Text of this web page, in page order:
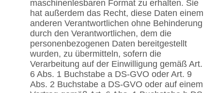
maschinenlesbaren Format zu erhalten. Sie
hat außerdem das Recht, diese Daten einem
anderen Verantwortlichen ohne Behinderung
durch den Verantwortlichen, dem die
personenbezogenen Daten bereitgestellt
wurden, zu übermitteln, sofern die
Verarbeitung auf der Einwilligung gemäß Art.
6 Abs. 1 Buchstabe a DS-GVO oder Art. 9
Abs. 2 Buchstabe a DS-GVO oder auf einem